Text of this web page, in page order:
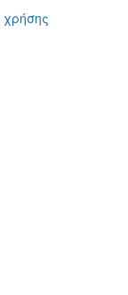
χρήσης